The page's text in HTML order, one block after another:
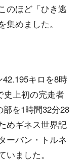
のほど「ひき逃
めました。
キロを8時
史上初の完走者
部を1時間32分28
めギネス世界記
ーバン・トルネ
ました。